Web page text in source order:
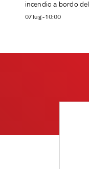
incendio a bordo
07 lug - 10:00